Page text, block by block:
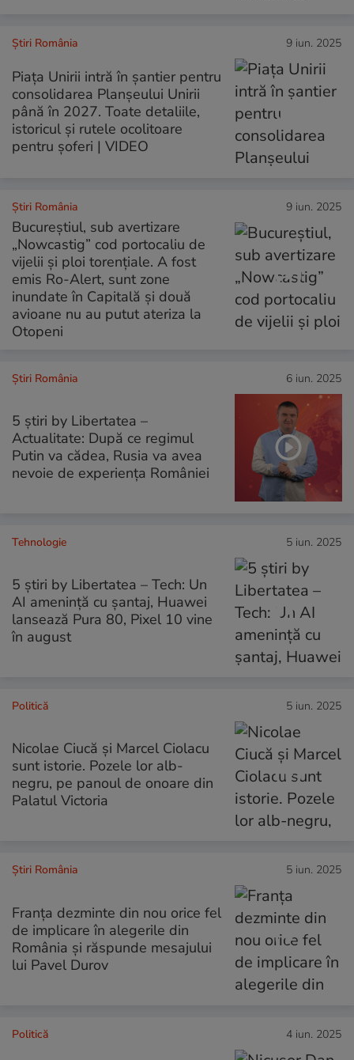
Știri România 9 iun. 2025
Piața Unirii intră în șantier pentru
consolidarea Planșeului Unirii
până în 2027. Toate detaliile,
istoricul și rutele ocolitoare
pentru șoferi | VIDEO
Știri România 9 iun. 2025
Bucureștiul, sub avertizare
„Nowcastig” cod portocaliu de
vijelii și ploi torențiale. A fost
emis Ro-Alert, sunt zone
inundate în Capitală și două
avioane nu au putut ateriza la
Otopeni
Știri România 6 iun. 2025
5 știri by Libertatea –
Actualitate: După ce regimul
Putin va cădea, Rusia va avea
nevoie de experiența României
Tehnologie 5 iun. 2025
5 știri by Libertatea – Tech: Un
AI amenință cu șantaj, Huawei
lansează Pura 80, Pixel 10 vine
în august
Politică 5 iun. 2025
Nicolae Ciucă și Marcel Ciolacu
sunt istorie. Pozele lor alb-
negru, pe panoul de onoare din
Palatul Victoria
Știri România 5 iun. 2025
Franța dezminte din nou orice fel
de implicare în alegerile din
România și răspunde mesajului
lui Pavel Durov
Politică 4 iun. 2025